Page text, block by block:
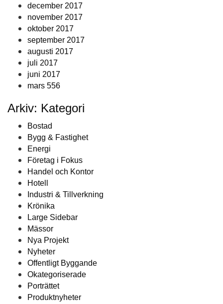
december 2017
november 2017
oktober 2017
september 2017
augusti 2017
juli 2017
juni 2017
mars 556
Arkiv: Kategori
Bostad
Bygg & Fastighet
Energi
Företag i Fokus
Handel och Kontor
Hotell
Industri & Tillverkning
Krönika
Large Sidebar
Mässor
Nya Projekt
Nyheter
Offentligt Byggande
Okategoriserade
Porträttet
Produktnyheter